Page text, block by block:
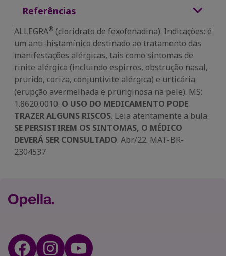
Referências
ALLEGRA® (cloridrato de fexofenadina). Indicações: é
um anti-histamínico destinado ao tratamento das
manifestações alérgicas, tais como sintomas de
rinite alérgica (incluindo espirros, obstrução nasal,
prurido, coriza, conjuntivite alérgica) e urticária
(erupção avermelhada e pruriginosa na pele). MS:
1.8620.0010. O USO DO MEDICAMENTO PODE
TRAZER ALGUNS RISCOS. Leia atentamente a bula.
SE PERSISTIREM OS SINTOMAS, O MÉDICO
DEVERÁ SER CONSULTADO. Abr/22. MAT-BR-
2304537